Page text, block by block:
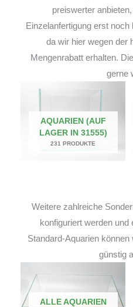
preiswerter
Einzelanfertigung erst
da wir hier wegen der
Mengenrabatt erhalten.
gerne
AQUARIEN (AUF
LAGER IN 31555)
231 PRODUKTE
Weitere zahlreiche
konfiguriert werden
Standard-Aquarien
günstig
ALLE AQUARIEN